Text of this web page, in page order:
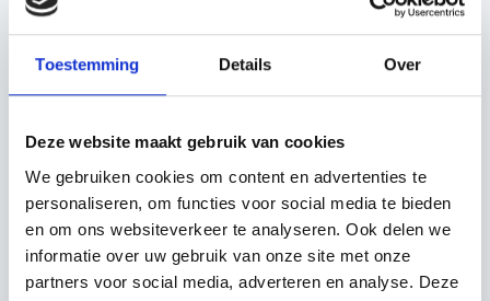
Toestemming Details Over
Deze website maakt gebruik van cookies
We gebruiken cookies om content en advertenties te
personaliseren, om functies voor social media te bieden
en om ons websiteverkeer te analyseren. Ook delen we
informatie over uw gebruik van onze site met onze
partners voor social media, adverteren en analyse. Deze
Stil en Energiezuinig:
Werkt met een geluidsniveau
van slechts60 dB, wat bijdraagt aan een rustige
tuinomgeving en efficiënt energieverbruik.
Veiligheidskenmerken:
beveiligingsfunctie die de messen automatisch stopt
Gebruiksgemak:Eenvoudige installatie en bediening
via de Kress App
, waarmee je de maaiertijden,
snijhoogte en andere instellingen kunt aanpassen
vanaf je smartphone.
Waarom Kiezen voor Kerstens en Voeten Roosendaal?